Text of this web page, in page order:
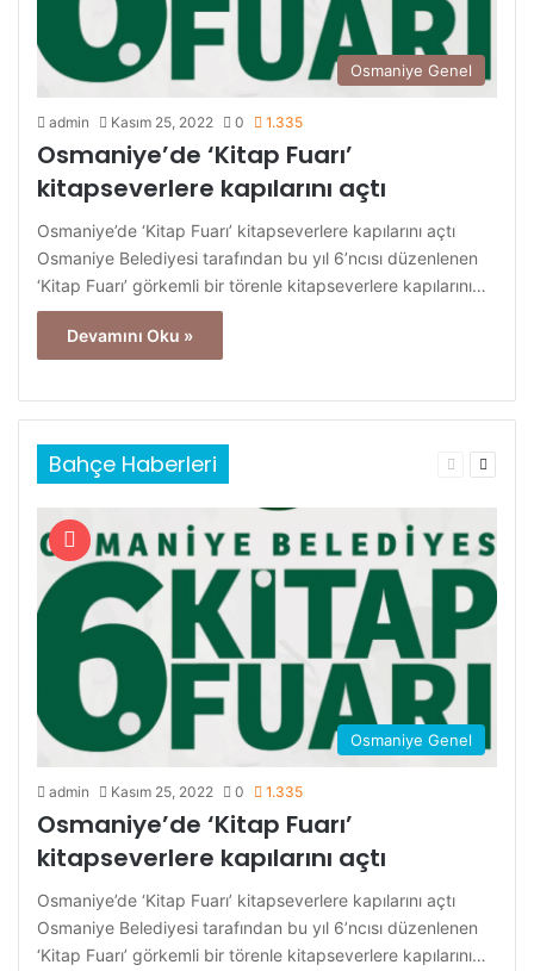
Osmaniye Genel
admin Kasım 25, 2022 0 1.335
Osmaniye’de ‘Kitap Fuarı’
kitapseverlere kapılarını açtı
Osmaniye’de ‘Kitap Fuarı’ kitapseverlere kapılarını açtı
Osmaniye Belediyesi tarafından bu yıl 6’ncısı düzenlenen
‘Kitap Fuarı’ görkemli bir törenle kitapseverlere kapılarını…
Devamını Oku »
Bahçe Haberleri
Önceki
Osmaniye Genel
admin Kasım 25, 2022 0 1.335
Osmaniye’de ‘Kitap Fuarı’
kitapseverlere kapılarını açtı
Osmaniye’de ‘Kitap Fuarı’ kitapseverlere kapılarını açtı
Osmaniye Belediyesi tarafından bu yıl 6’ncısı düzenlenen
‘Kitap Fuarı’ görkemli bir törenle kitapseverlere kapılarını…